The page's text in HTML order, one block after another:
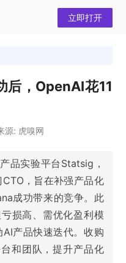
，OpenAI花11
源: 虎嗅网
品实验平台Statsig，
，旨在补强产品化
成功带来的竞争。此
损高、需优化盈利模
产品快速迭代。收购
和团队，提升产品化
立即打开